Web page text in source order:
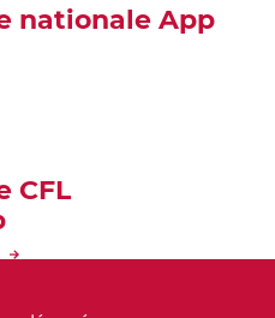
nationale App
CFL